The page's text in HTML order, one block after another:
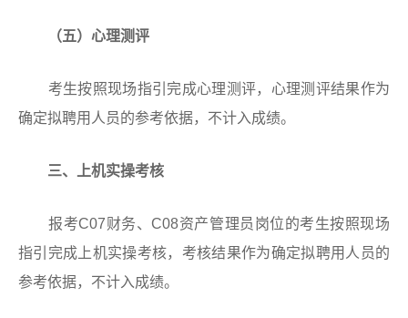
（五）心理测评
考生按照现场指引完成心理测评，心理测评结果作为
确定拟聘用人员的参考依据，不计入成绩。
三、上机实操考核
报考C07财务、C08资产管理员岗位的考生按照现场
指引完成上机实操考核，考核结果作为确定拟聘用人员的
参考依据，不计入成绩。